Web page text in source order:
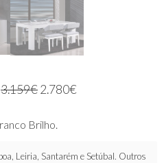
3.159€2.780€
Brilho.
Leiria, Santarém e Setúbal. Outros